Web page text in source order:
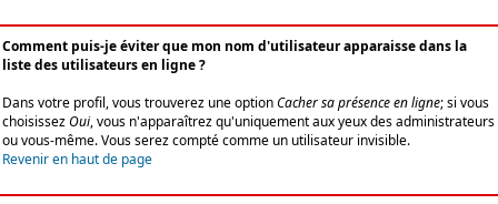
Comment puis-je éviter que mon nom d'utilisateur apparaisse dans la
liste des utilisateurs en ligne ?
Dans votre profil, vous trouverez une optionCacher sa présence en ligne; si vous
choisissezOui, vous n'apparaîtrez qu'uniquement aux yeux des administrateurs
ou vous-même. Vous serez compté comme un utilisateur invisible.
Revenir en haut de page